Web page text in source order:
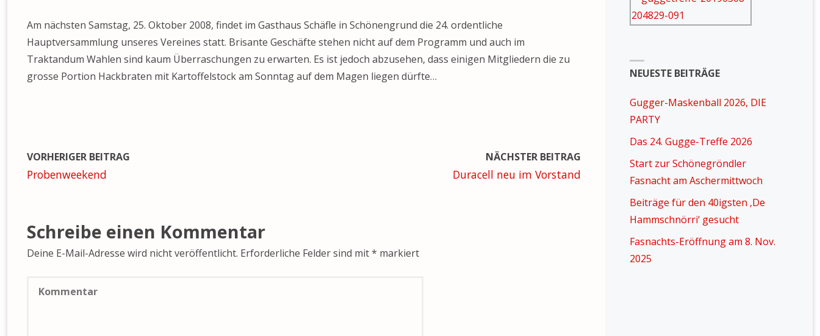
Am nächsten Samstag, 25. Oktober 2008, findet im Gasthaus Schäfle in Schönengrund die 24. ordentliche
Hauptversammlung unseres Vereines statt. Brisante Geschäfte stehen nicht auf dem Programm und auch im
Traktandum Wahlen sind kaum Überraschungen zu erwarten. Es ist jedoch abzusehen, dass einigen Mitgliedern die zu
grosse Portion Hackbraten mit Kartoffelstock am Sonntag auf dem Magen liegen dürfte…
VORHERIGER BEITRAG
Probenweekend
NÄCHSTER BEITRAG
Duracell neu im Vorstand
Schreibe einen Kommentar
Deine E-Mail-Adresse wird nicht veröffentlicht. Erforderliche Felder sind mit* markiert
NEUESTE BEITRÄGE
Gugger-Maskenball 2026, DIE
PARTY
Das 24. Gugge-Treffe 2026
Start zur Schönegröndler
Fasnacht am Aschermittwoch
Beiträge für den 40igsten ‚De
Hammschnörri‘ gesucht
Fasnachts-Eröffnung am 8. Nov.
2025